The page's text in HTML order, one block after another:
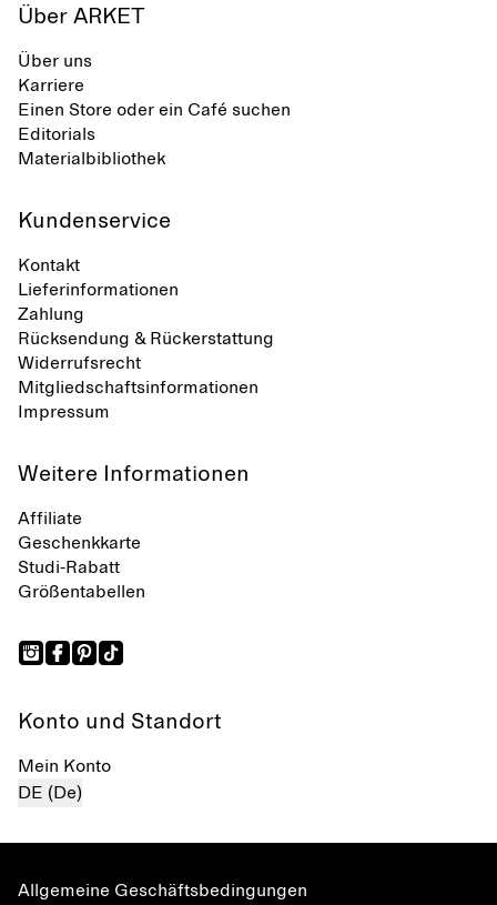
Über ARKET
Über uns
Karriere
Einen Store oder ein Café suchen
Editorials
Materialbibliothek
Kundenservice
Kontakt
Lieferinformationen
Zahlung
Rücksendung & Rückerstattung
Widerrufsrecht
Mitgliedschaftsinformationen
Impressum
Weitere Informationen
Affiliate
Geschenkkarte
Studi-Rabatt
Größentabellen
Konto und Standort
Mein Konto
DE (De)
Allgemeine Geschäftsbedingungen